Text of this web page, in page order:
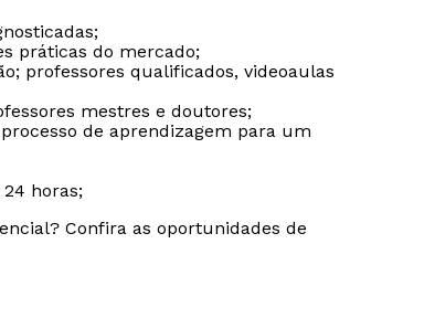
práticas do mercado;
professores qualificados, videoaulas
mestres e doutores;
de aprendizagem para um
horas;
Confira as oportunidades de